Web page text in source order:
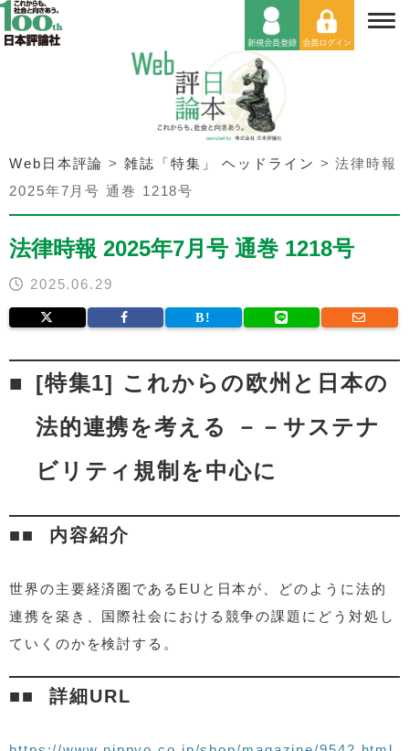
Web日本評論 >雑誌「特集」 ヘッドライン >法律時報
2025年7月号 通巻 1218号
法律時報 2025年7月号 通巻 1218号
2025.06.29
[特集1] これからの欧州と日本の
法的連携を考える －－サステナ
ビリティ規制を中心に
内容紹介
世界の主要経済圏であるEUと日本が、どのように法的
連携を築き、国際社会における競争の課題にどう対処し
ていくのかを検討する。
詳細URL